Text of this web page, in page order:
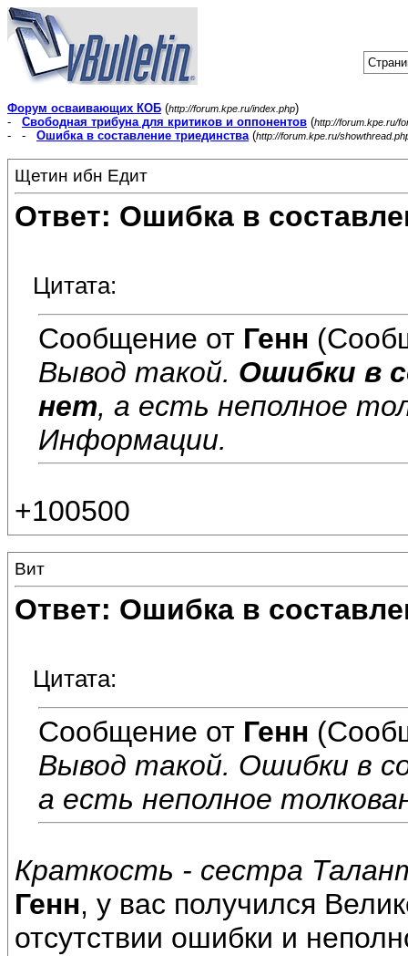
Форум осваивающих КОБ (http://forum.kpe.ru/index.php)
- Свободная трибуна для критиков и оппонентов (http://forum.kpe.ru/
- - Ошибка в составление триединства(http://forum.kpe.ru/
Щетин ибн Едит
Ответ: Ошибка в
Цитата:
Сообщение от Генн
Вывод такой. Ошибки в
нет, а есть неполное
Информации.
+100500
Вит
Ответ: Ошибка в
Цитата:
Сообщение от Генн
Вывод такой. Ошибки в
а есть неполное
Краткость - сестра
Генн, у вас получился
отсутствии ошибки и